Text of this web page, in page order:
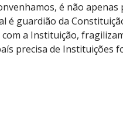
é não
é guardião da
a Instituição,
precisa de